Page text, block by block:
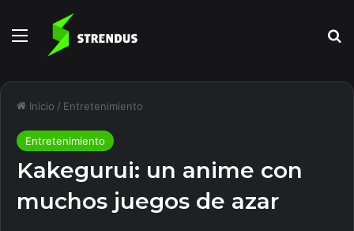
Menú
Inicio / Entretenimiento
Entretenimiento
Kakegurui: un anime con
muchos juegos de azar